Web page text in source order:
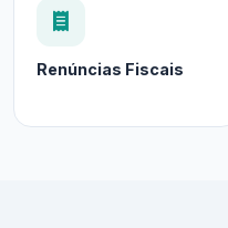
Renúncias Fiscais